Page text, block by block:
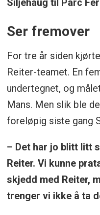
Ser fremover
For tre år siden
Reiter-teamet. En
undertegnet, og
Mans. Men slik ble
foreløpig siste gang
– Det har jo blitt litt
Reiter. Vi kunne
skjedd med Reiter,
trenger vi ikke å ta